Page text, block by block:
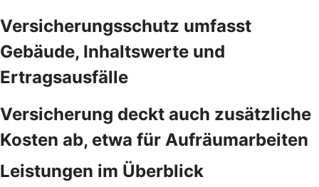
Versicherungsschutz umfasst
Gebäude, Inhaltswerte und
Ertragsausfälle
Versicherung deckt auch zusätzliche
Kosten ab, etwa für Aufräumarbeiten
Leistungen im Überblick